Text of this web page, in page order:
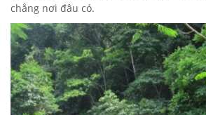
chẳng nơi đâu có.